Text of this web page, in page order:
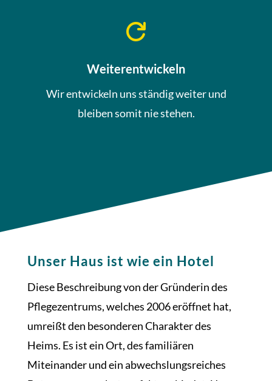

Weiterentwickeln
Wir entwickeln uns ständig weiter und
bleiben somit nie stehen.
Unser Haus ist wie ein Hotel
Diese Beschreibung von der Gründerin des
Pflegezentrums, welches 2006 eröffnet hat,
umreißt den besonderen Charakter des
Heims. Es ist ein Ort, des familiären
Miteinander und ein abwechslungsreiches